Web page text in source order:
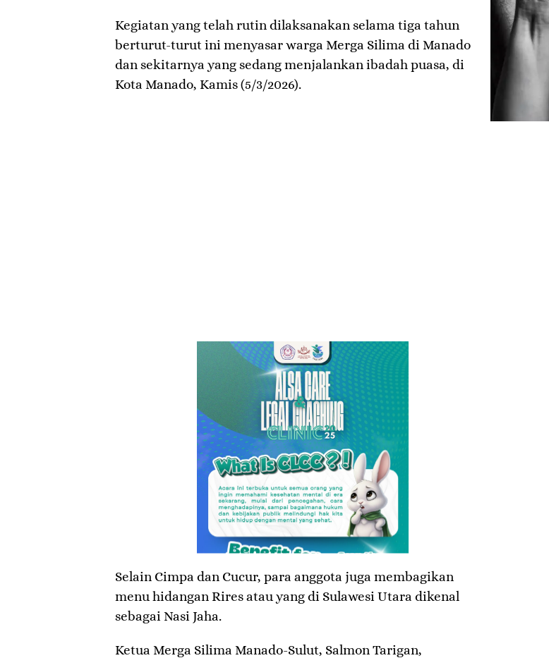
​Kegiatan yang telah rutin dilaksanakan selama tiga tahun
berturut-turut ini menyasar warga Merga Silima di Manado
dan sekitarnya yang sedang menjalankan ibadah puasa, di
Kota Manado, Kamis (5/3/2026).
Selain Cimpa dan Cucur, para anggota juga membagikan
menu hidangan Rires atau yang di Sulawesi Utara dikenal
sebagai Nasi Jaha.
​Ketua Merga Silima Manado-Sulut, Salmon Tarigan,